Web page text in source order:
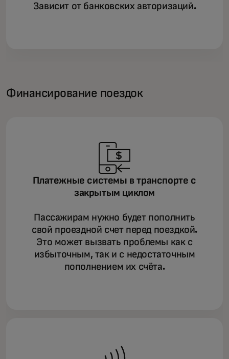
Зависит от банковских авторизаций.
Финансирование поездок
Платежные системы в транспорте с
закрытым циклом
Пассажирам нужно будет пополнить
свой проездной счет перед поездкой.
Это может вызвать проблемы как с
избыточным, так и с недостаточным
пополнением их счёта.